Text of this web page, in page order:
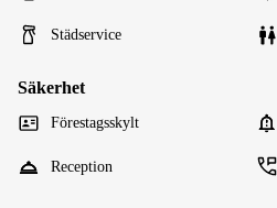
Städservice
Säkerhet
Förestagsskylt
Reception